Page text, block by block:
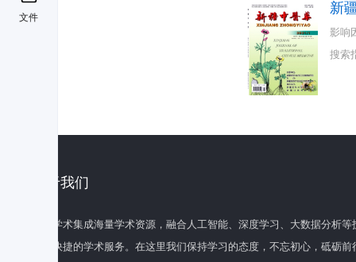
文件
新
影响
搜索
关于我们
百度学术集成海量学术资源，融合人工智能、深度学习、大数据分析
全面快捷的学术服务。在这里我们保持学习的态度，不忘初心，砥砺前